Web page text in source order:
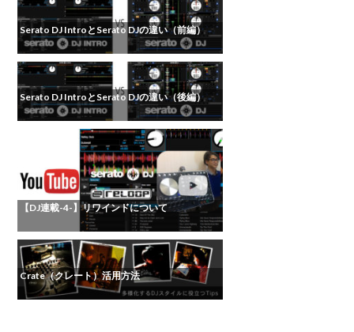
Serato DJ IntroとSerato DJの違い（前編）
Serato DJ IntroとSerato DJの違い（後編）
【DJ連載-4-】リワインドについて
Crate（クレート）活用方法